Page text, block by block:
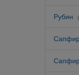
Рубин
Сапфир